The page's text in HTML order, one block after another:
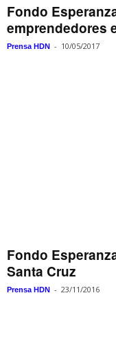
Fondo
emprendedores
Prensa HDN - 10/05/2017
Fondo
Santa Cruz
Prensa HDN - 23/11/2016